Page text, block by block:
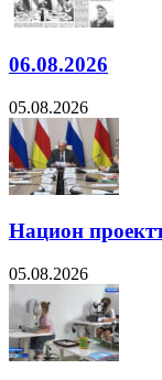
06.08.2026
05.08.2026
Национ
05.08.2026